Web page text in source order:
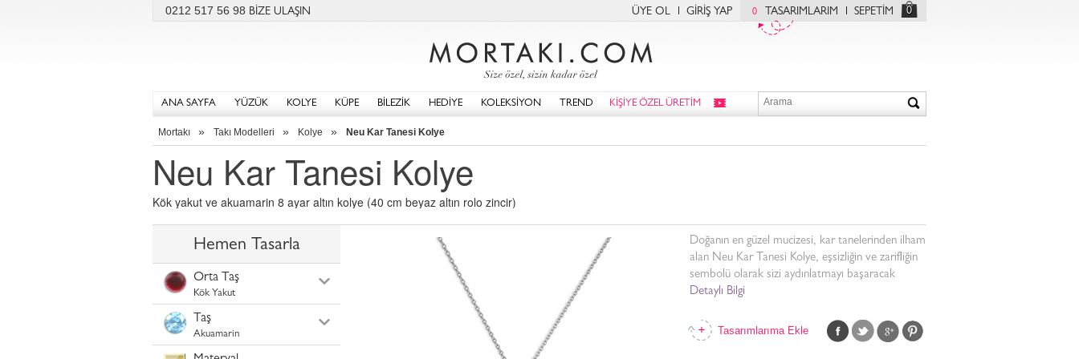
0212 517 56 98 BİZE ULAŞIN ÜYE OL GİRİŞ YAP 0 TASARIMLARIM SEPETİM 0
ANA SAYFA YÜZÜK KOLYE KÜPE BİLEZİK HEDİYE KOLEKSİYON TREND KİŞİYE ÖZEL ÜRETİM
Mortakı » Takı Modelleri » Kolye » Neu Kar Tanesi Kolye
Neu Kar Tanesi Kolye
Kök yakut ve akuamarin 8 ayar altın kolye (40 cm beyaz altın rolo zincir)
Hemen Tasarla
Orta Taş
Kök Yakut
Taş
Akuamarin
Doğanın en güzel mucizesi, kar tanelerinden ilham
alan Neu Kar Tanesi Kolye, eşsizliğin ve zarifliğin
sembolü olarak sizi aydınlatmayı başaracak
Detaylı Bilgi
Tasarımlarıma Ekle